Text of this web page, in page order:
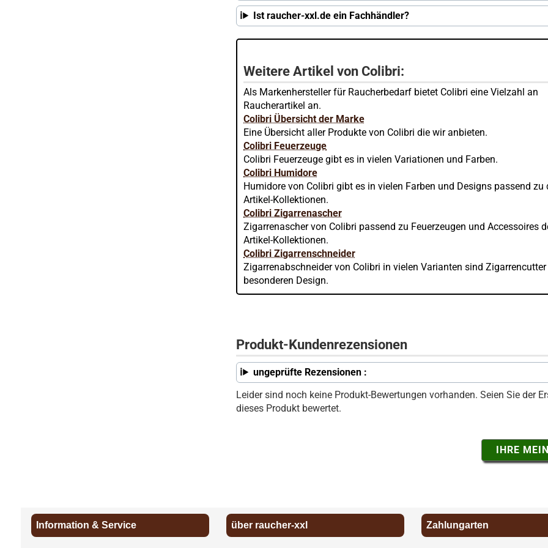
Ist raucher-xxl.de ein Fachhändler?
Weitere Artikel von Colibri:
Als Markenhersteller für Raucherbedarf bietet Colibri eine Vielzahl an
Raucherartikel an.
Colibri Übersicht der Marke
Eine Übersicht aller Produkte von Colibri die wir anbieten.
Colibri Feuerzeuge
Colibri Feuerzeuge gibt es in vielen Variationen und Farben.
Colibri Humidore
Humidore von Colibri gibt es in vielen Farben und Designs passend zu
Artikel-Kollektionen.
Colibri Zigarrenascher
Zigarrenascher von Colibri passend zu Feuerzeugen und Accessoires
Artikel-Kollektionen.
Colibri Zigarrenschneider
Zigarrenabschneider von Colibri in vielen Varianten sind
besonderen Design.
Produkt-Kundenrezensionen
ungeprüfte Rezensionen :
Leider sind noch keine Produkt-Bewertungen vorhanden. Seien Sie der
dieses Produkt bewertet.
IHRE
Information & Service über raucher-xxl Zahlungarten